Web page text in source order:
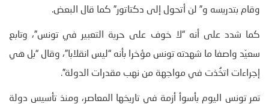
وقام بتدريسه و” لن أتحول إلى دكتاتور” كما قال البعض.
كما شدد على أنه “لا خوف على حرية التعبير في تونس”، وتابع
سعيّد واصفا ما شهدته تونس مؤخرا بأنه “ليس انقلابا”، وقال “بل هي
إجراءات اتخُذت في مواجهة من نهب مقدرات الدولة”.
تمر تونس اليوم بأسوأ أزمة في تاريخها المعاصر، ومنذ تأسيس دولة